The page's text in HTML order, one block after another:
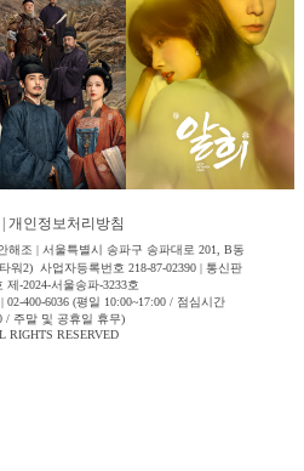
개인정보처리방침
해조 | 서울특별시 송파구 송파대로 201, B동
워2) 사업자등록번호 218-87-02390 | 통신판
제-2024-서울송파-3233호
02-400-6036 (평일 10:00~17:00 / 점심시간
/ 주말 및 공휴일 휴무)
RIGHTS RESERVED